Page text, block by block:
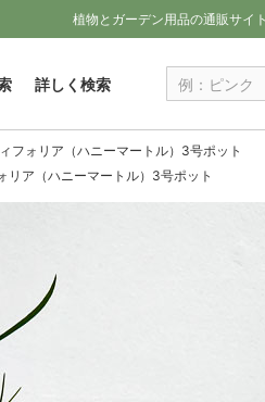
植物とガーデン用品の通販サイ
詳しく検索
フォリア（ハニーマートル）3号ポット
リア（ハニーマートル）3号ポット